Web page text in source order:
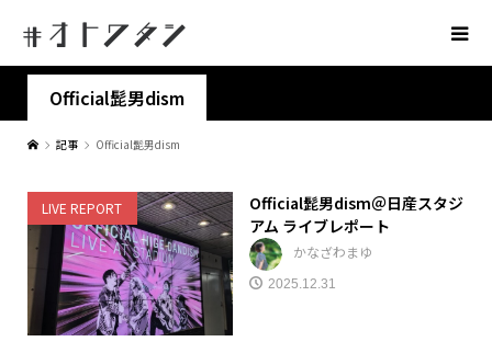
Official髭男dism
記事 Official髭男dism
LIVE REPORT
Official髭男dism＠日産スタジ
アム ライブレポート
かなざわまゆ
2025.12.31